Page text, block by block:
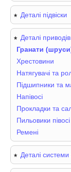
Деталі підвіски
Деталі приводів
Гранати
Хрестовини
Натягувачі та
Підшипники та
Напівосі
Прокладки та
Пильовики півосі
Ремені
Деталі